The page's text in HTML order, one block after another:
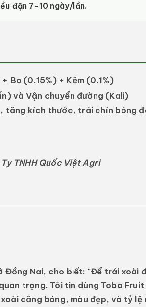
đặn 7-10 ngày/lần.
Bo (0.15%) + Kẽm (0.1%)
và Vận chuyển đường (Kali)
tăng kích thước, trái chín bóng
TNHH Quốc Việt Agri
Đồng Nai, cho biết: "Để trái xoài
trọng. Tôi tin dùng Toba
căng bóng, màu đẹp, và tỷ lệ